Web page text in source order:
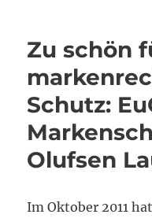
Zu schön
Schutz:
Olufsen
Im Oktober 2011